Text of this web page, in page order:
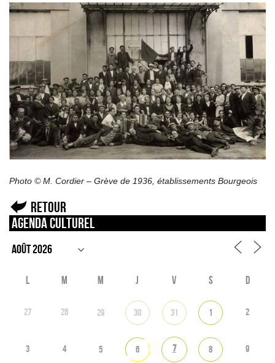
Photo © M. Cordier – Grève de 1936, établissements Bourgeois
Retour
Agenda culturel
L M M J V S D
27 28 29 30 31 1 2
3 4 5 6 7 8 9